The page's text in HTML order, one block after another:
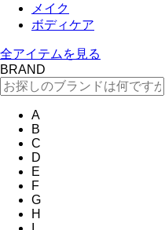
メイク
ボディケア
全アイテムを見る
BRAND
A
B
C
D
E
F
G
H